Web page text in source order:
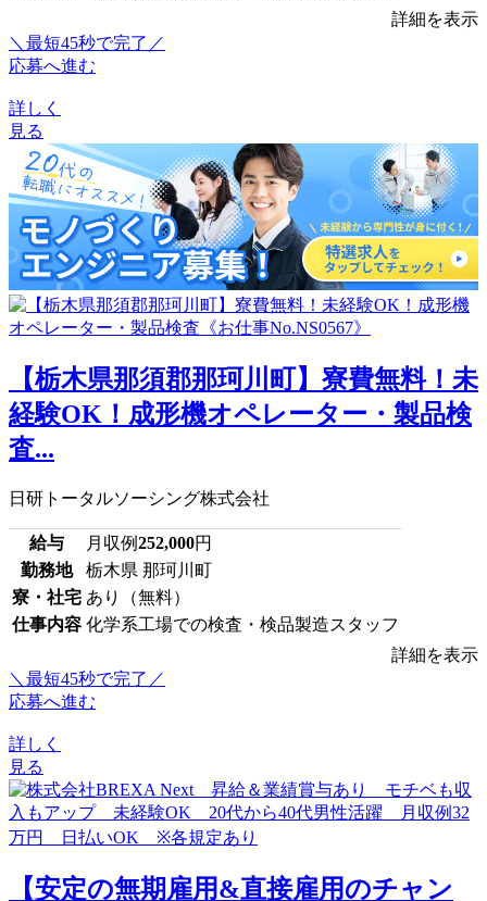
詳細を表示
＼最短45秒で完了／
応募へ進む
詳しく
見る
【栃木県那須郡那珂川町】寮費無料！未
経験OK！成形機オペレーター・製品検
査...
日研トータルソーシング株式会社
給与 月収例252,000円
勤務地
栃木県 那珂川町
寮・社宅 あり（無料）
仕事内容 化学系工場での検査・検品製造スタッフ
詳細を表示
＼最短45秒で完了／
応募へ進む
詳しく
見る
【安定の無期雇用&直接雇用のチャン